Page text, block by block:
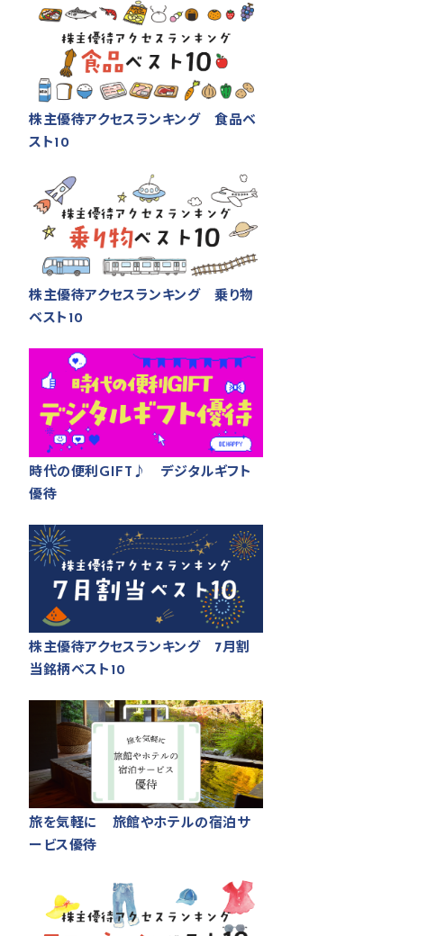
株主優待アクセスランキング 食品ベ
スト10
株主優待アクセスランキング 乗り物
ベスト10
時代の便利GIFT♪ デジタルギフト
優待
株主優待アクセスランキング 7月割
当銘柄ベスト10
旅を気軽に 旅館やホテルの宿泊サ
ービス優待